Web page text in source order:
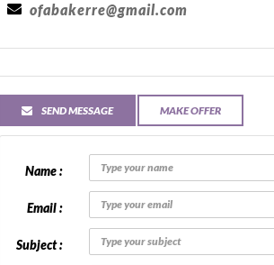
ofabakerre@gmail.com
SEND MESSAGE MAKE OFFER
Name :
Email :
Subject :